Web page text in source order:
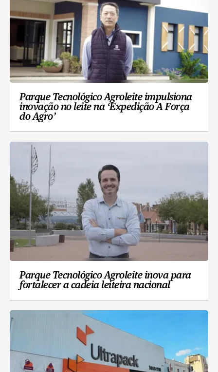
Parque Tecnológico Agroleite impulsiona
inovação no leite na ‘Expedição A Força
do Agro’
Parque Tecnológico Agroleite inova para
fortalecer a cadeia leiteira nacional